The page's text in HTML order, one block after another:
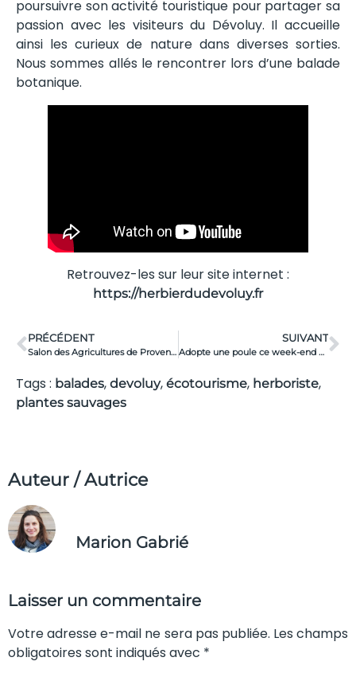
poursuivre son activité touristique pour partager sa
passion avec les visiteurs du Dévoluy. Il accueille
ainsi les curieux de nature dans diverses sorties.
Nous sommes allés le rencontrer lors d’une balade
botanique.
Retrouvez-les sur leur site internet :
https://herbierdudevoluy.fr
PRÉCÉDENT
Salon des Agricultures de Provence. A la découverte des richesses agricoles
SUIVANT
Adopte une poule ce week-end à Aix et à Istres
Tags : balades, devoluy, écotourisme, herboriste,
plantes sauvages
Auteur / Autrice
Marion Gabrié
Laisser un commentaire
Votre adresse e-mail ne sera pas publiée. Les champs
obligatoires sont indiqués avec *